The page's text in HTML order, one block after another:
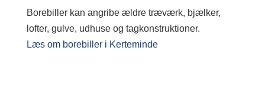
Borebiller kan angribe ældre træværk, bjælker,
lofter, gulve, udhuse og tagkonstruktioner.
Læs om borebiller i Kerteminde